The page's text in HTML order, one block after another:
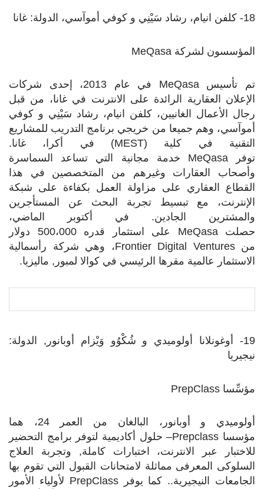
18- كلفن انيام، رشاد سَيْنِي و كوفي أموآسي، الدولة: غانا
المؤسسون لشركة MeQasa
تم تأسيسMeQasa
في عام 2013، إحدى شركات
الإعلان العقارية الرائدة على الانترنت في غانا، من قبل
رجال الأعمال الغانيين، كلفن انيام، رشاد سَيْنِي و كوفي
أموآسي، وهم جميعا من خريجي برنامج التدريب للمشاريع
التقنية في كلية (MEST) في أكرا، غانا.
توفرMeQasa خدمة مجانية التي تساعد السماسرة
وأصحاب العقارات وغيرهم من المتخصصين في هذا
القطاع العقاري على مزاولة العمل بكفاءة على شبكة
الإنترنت، مع تبسيط تجربة البحث عن المستأجرين
والمشترين الجادين. في أكتوبر الماضي،
حصلتMeQasa
على استثمار قدره 500،000 دولار
منFrontier Digital Ventures، وهي شركة رأسمالية
الاستثمار عالمية مقرها الرئيسي في كوالا لمبور, ماليزيا.
19- أوغونلانا أولوميدي و شُكْوُو وَيْزام أوبانور, الدولة:
نيجيريا
مؤسِّسا PrepClass
أولوميدي و أوبانور، البالغان من العمر 24، هما
مؤسسا Prepclass– حلول أكاديمية لتوفر برامج التحضير
للاختبار عبر الانترنت، اختبارات كاملة, وتجربة العلاج
السلوكى المعرفى مماثلة لامتحانات القبول التي تقوم بها
الجامعات النيجيرية.. كما يوفرPrepClass لأولياء الأمور